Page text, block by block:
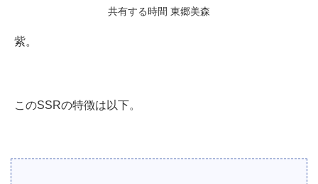
共有する時間 東郷美森
紫。
このSSRの特徴は以下。